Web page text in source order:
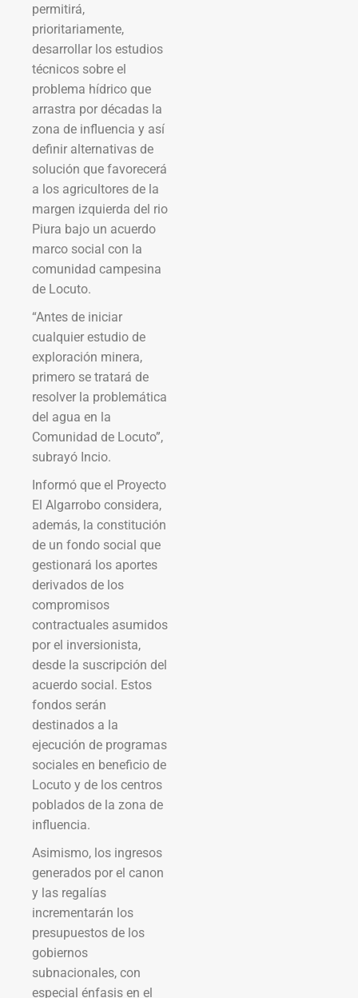
permitirá,
prioritariamente,
desarrollar los estudios
técnicos sobre el
problema hídrico que
arrastra por décadas la
zona de influencia y así
definir alternativas de
solución que favorecerá
a los agricultores de la
margen izquierda del rio
Piura bajo un acuerdo
marco social con la
comunidad campesina
de Locuto.
“Antes de iniciar
cualquier estudio de
exploración minera,
primero se tratará de
resolver la problemática
del agua en la
Comunidad de Locuto”,
subrayó Incio.
Informó que el Proyecto
El Algarrobo considera,
además, la constitución
de un fondo social que
gestionará los aportes
derivados de los
compromisos
contractuales asumidos
por el inversionista,
desde la suscripción del
acuerdo social. Estos
fondos serán
destinados a la
ejecución de programas
sociales en beneficio de
Locuto y de los centros
poblados de la zona de
influencia.
Asimismo, los ingresos
generados por el canon
y las regalías
incrementarán los
presupuestos de los
gobiernos
subnacionales, con
especial énfasis en el